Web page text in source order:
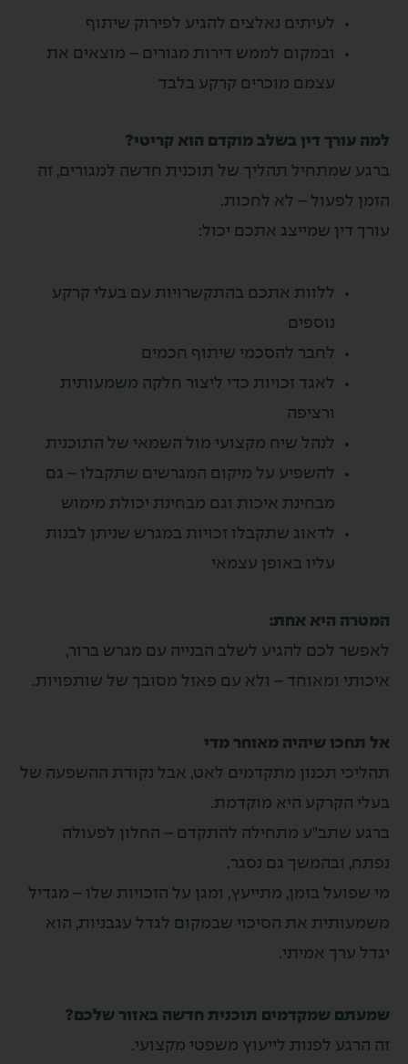
לעיתים נאלצים להגיע לפירוק שיתוף
ובמקום לממש דירות מגורים – מוצאים את
עצמם מוכרים קרקע בלבד
עורך דין בשלב מוקדם הוא קריטי?
שמתחיל תהליך של תוכנית חדשה למגורים, זה
לפעול – לא לחכות.
דין שמייצג אתכם יכול:
ללוות אתכם בהתקשרויות עם בעלי קרקע
נוספים
לחבר להסכמי שיתוף חכמים
לאגד זכויות כדי ליצור חלקה משמעותית
ורציפה
לנהל שיח מקצועי מול השמאי של התוכנית
להשפיע על מיקום המגרשים שתקבלו – גם
מבחינת איכות וגם מבחינת יכולת מימוש
לדאוג שתקבלו זכויות במגרש שניתן לבנות
עליו באופן עצמאי
היא אחת:
לכם להגיע לשלב הבנייה עם מגרש ברור,
ומאוחד – ולא עם פאזל מסובך של שותפויות.
שיהיה מאוחר מדי
תכנון מתקדמים לאט, אבל נקודת ההשפעה של
הקרקע היא מוקדמת.
שתב"ע מתחילה להתקדם – החלון לפעולה
ובהמשך גם נסגר.
בזמן, מתייעץ, ומגן על הזכויות שלו – מגדיל
את הסיכוי שבמקום לגדל עגבניות, הוא
ערך אמיתי.
שמקדמים תוכנית חדשה באזור שלכם?
לפנות לייעוץ משפטי מקצועי.